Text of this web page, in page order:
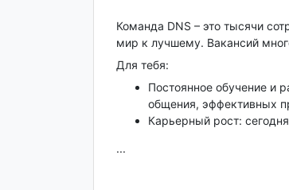
Команда DNS – это тысячи
мир к лучшему. Вакансий
Для тебя:
Постоянное обучение и
общения, эффективных
Карьерный рост:
...